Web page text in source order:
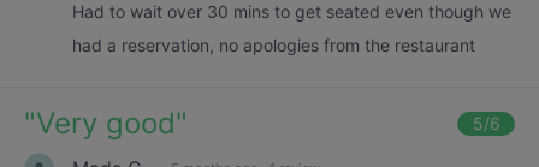
Had to wait over 30 mins to get seated even though we
had a reservation, no apologies from the restaurant
"Very good" 5/6